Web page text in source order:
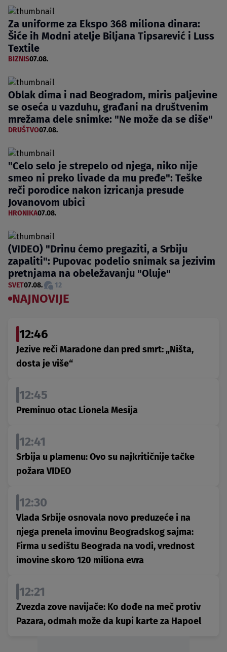
Za uniforme za Ekspo 368 miliona dinara:
Šiće ih Modni atelje Biljana Tipsarević i Luss
Textile
BIZNIS07.08.
Oblak dima i nad Beogradom, miris paljevine
se oseća u vazduhu, građani na društvenim
mrežama dele snimke: "Ne može da se diše"
DRUŠTVO07.08.
"Celo selo je strepelo od njega, niko nije
smeo ni preko livade da mu pređe": Teške
reči porodice nakon izricanja presude
Jovanovom ubici
HRONIKA07.08.
(VIDEO) "Drinu ćemo pregaziti, a Srbiju
zapaliti": Pupovac podelio snimak sa jezivim
pretnjama na obeležavanju "Oluje"
SVET07.08. 12
NAJNOVIJE
12:46
Jezive reči Maradone dan pred smrt: „Ništa,
dosta je više“
12:45
Preminuo otac Lionela Mesija
12:41
Srbija u plamenu: Ovo su najkritičnije tačke
požara VIDEO
12:30
Vlada Srbije osnovala novo preduzeće i na
njega prenela imovinu Beogradskog sajma:
Firma u sedištu Beograda na vodi, vrednost
imovine skoro 120 miliona evra
12:21
Zvezda zove navijače: Ko dođe na meč protiv
Pazara, odmah može da kupi karte za Hapoel